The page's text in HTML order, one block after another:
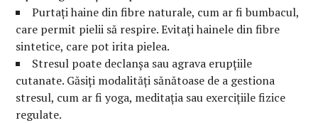
Purtați haine din fibre naturale, cum ar fi bumbacul,
care permit pielii să respire. Evitați hainele din fibre
sintetice, care pot irita pielea.
Stresul poate declanșa sau agrava erupțiile
cutanate. Găsiți modalități sănătoase de a gestiona
stresul, cum ar fi yoga, meditația sau exercițiile fizice
regulate.